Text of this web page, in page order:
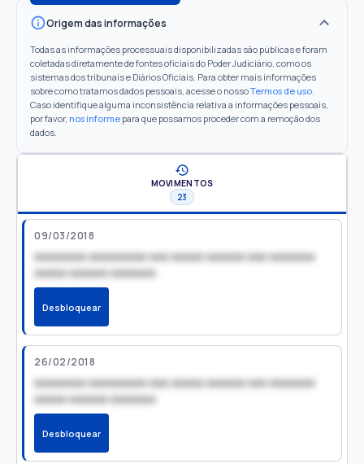
Origem das informações
Todas as informações processuais disponibilizadas são públicas e foram
coletadas diretamente de fontes oficiais do Poder Judiciário, como os
sistemas dos tribunais e Diários Oficiais. Para obter mais informações
sobre como tratamos dados pessoais, acesse o nossoTermos de uso.
Caso identifique alguma inconsistência relativa a informações pessoais,
por favor, nos informe para que possamos proceder com a remoção dos
dados.
MOVIMENTOS
23
09/03/2018
xxxxxxxx xxxxxxxxx xxx xxxxx xxxxxx xxx xxxxxxx
xxxxx xxxxxx xxxxxxx
Desbloquear
26/02/2018
xxxxxxxx xxxxxxxxx xxx xxxxx xxxxxx xxx xxxxxxx
xxxxx xxxxxx xxxxxxx
Desbloquear